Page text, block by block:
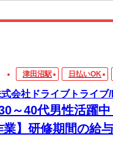
津田沼駅 日払いOK
会社ドライブトライブ
～40代男性活躍
業】研修期間の給